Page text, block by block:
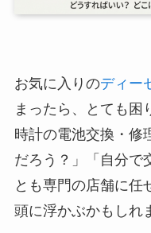
お気に入りのディー
まったら、とても困
時計の電池交換・修
だろう？」「自分で
とも専門の店舗に
頭に浮かぶかもしれ